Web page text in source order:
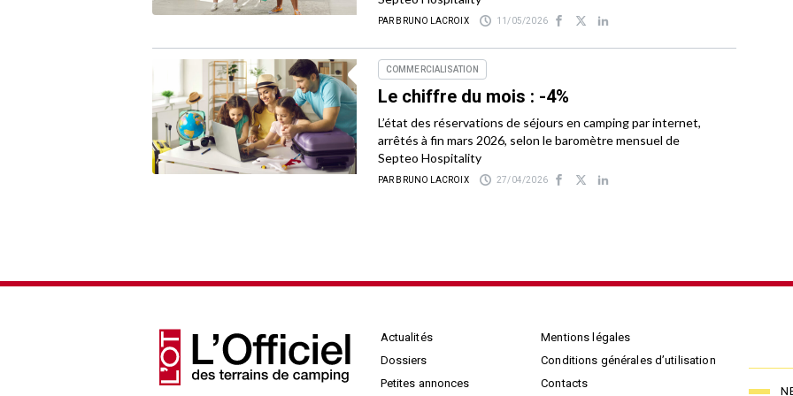
PAR BRUNO LACROIX 11/05/2026
COMMERCIALISATION
Le chiffre du mois : -4%
L’état des réservations de séjours en camping par internet,
arrêtés à fin mars 2026, selon le baromètre mensuel de
Septeo Hospitality
PAR BRUNO LACROIX 27/04/2026
Actualités
Dossiers
Petites annonces
Mentions légales
Conditions générales d’utilisation
Contacts